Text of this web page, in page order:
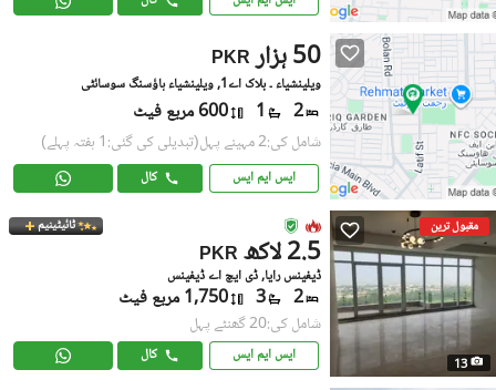
PKR 50 ہزار
ویلینشیاء ۔ بلاک اے1, ویلینشیاء ہاؤسنگ سوسائٹی
2
1 600 مربع فیٹ
شامل کی:2 مہینے پہل (تبدیلی کی گئی:1 ہفتہ پہلے)
ایس ایم ایس کال
مقبول ترین
13
ٹائیٹینیم
PKR 2.5 لاکھ
ڈیفینس رایا, ڈی ایچ اے ڈیفینس
2
3 1,750 مربع فیٹ
شامل کی:20 گھنٹے پہل
ایس ایم ایس کال